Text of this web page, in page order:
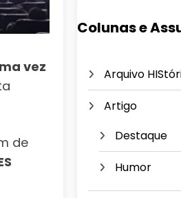
vez
de
Colunas e
Arquivo
Artigo
Destaque
Humor